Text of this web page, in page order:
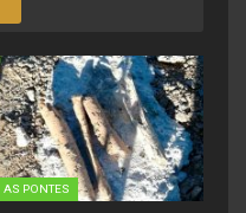
AS PONTES